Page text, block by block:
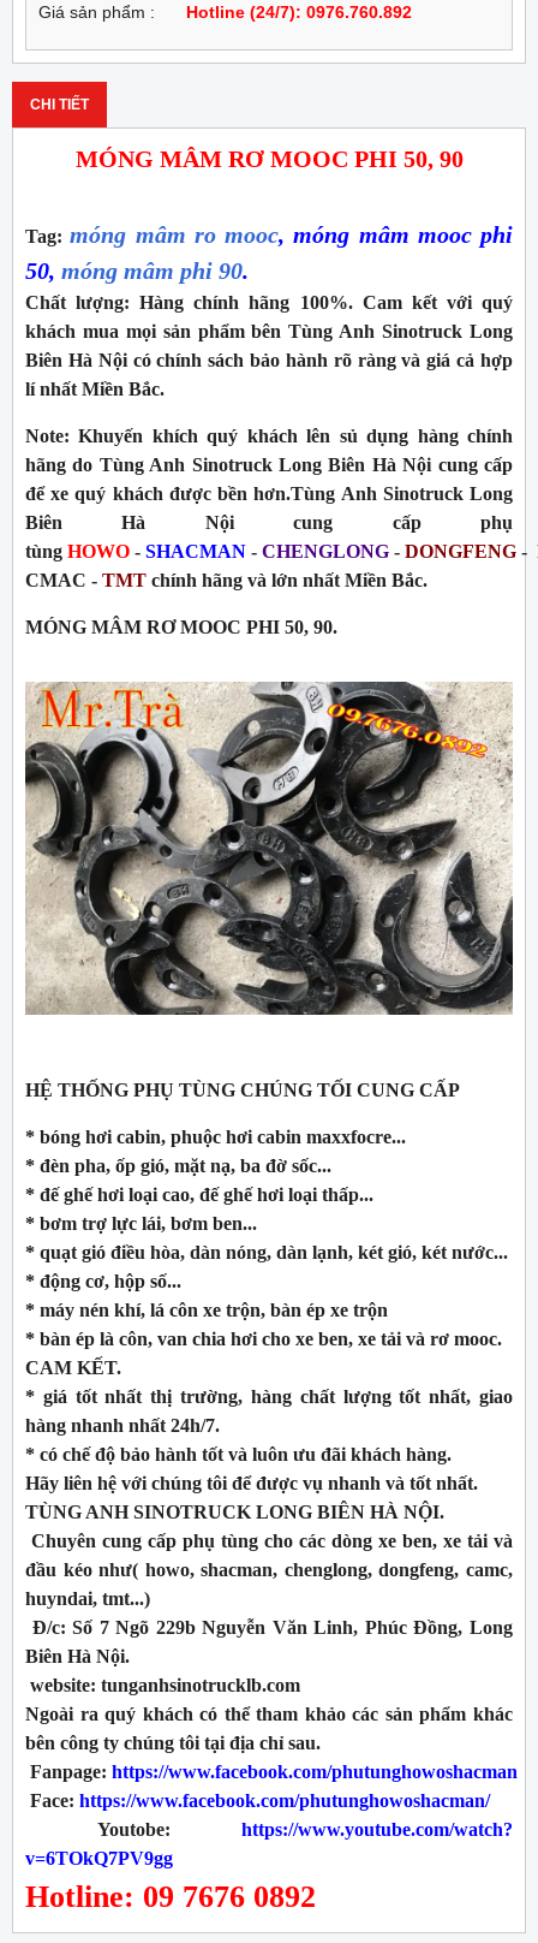
Giá sản phẩm : Hotline (24/7): 0976.760.892
CHI TIẾT
MÓNG MÂM RƠ MOOC PHI 50, 90
Tag: móng mâm ro mooc, móng mâm mooc phi
50, móng mâm phi 90.
Chất lượng: Hàng chính hãng 100%. Cam kết với quý
khách mua mọi sản phẩm bên Tùng Anh Sinotruck Long
Biên Hà Nội có chính sách bảo hành rõ ràng và giá cả hợp
lí nhất Miền Bắc.
Note: Khuyến khích quý khách lên sủ dụng hàng chính
hãng do Tùng Anh Sinotruck Long Biên Hà Nội cung cấp
để xe quý khách được bền hơn.Tùng Anh Sinotruck Long
Biên Hà Nội cung cấp phụ
tùng HOWO - SHACMAN - CHENGLONG - DONGFENG -
CMAC - TMT chính hãng và lớn nhất Miền Bắc.
MÓNG MÂM RƠ MOOC PHI 50, 90.
HỆ THỐNG PHỤ TÙNG CHÚNG TỐI CUNG CẤP
* bóng hơi cabin, phuộc hơi cabin maxxfocre...
* đèn pha, ốp gió, mặt nạ, ba đờ sốc...
* đế ghế hơi loại cao, đế ghế hơi loại thấp...
* bơm trợ lực lái, bơm ben...
* quạt gió điều hòa, dàn nóng, dàn lạnh, két gió, két nước...
* động cơ, hộp số...
* máy nén khí, lá côn xe trộn, bàn ép xe trộn
* bàn ép là côn, van chia hơi cho xe ben, xe tải và rơ mooc.
CAM KẾT.
* giá tốt nhất thị trường, hàng chất lượng tốt nhất, giao
hàng nhanh nhất 24h/7.
* có chế độ bảo hành tốt và luôn ưu đãi khách hàng.
Hãy liên hệ với chúng tôi để được vụ nhanh và tốt nhất.
TÙNG ANH SINOTRUCK LONG BIÊN HÀ NỘI.
Chuyên cung cấp phụ tùng cho các dòng xe ben, xe tải và
đầu kéo như( howo, shacman, chenglong, dongfeng, camc,
huyndai, tmt...)
Đ/c: Số 7 Ngõ 229b Nguyễn Văn Linh, Phúc Đồng, Long
Biên Hà Nội.
website: tunganhsinotrucklb.com
Ngoài ra quý khách có thể tham khảo các sản phẩm khác
bên công ty chúng tôi tại địa chỉ sau.
Fanpage: https://www.facebook.com/phutunghowoshacman
Face: https://www.facebook.com/phutunghowoshacman/
Youtobe: https://www.youtube.com/watch?
v=6TOkQ7PV9gg
Hotline: 09 7676 0892